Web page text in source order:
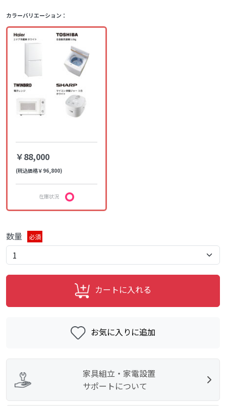
カラーバリエーション：
￥88,000
(税込価格￥96,800)
在庫状況
数量 必須
カートに入れる
お気に入りに追加
家具組立・家電設置
サポートについて